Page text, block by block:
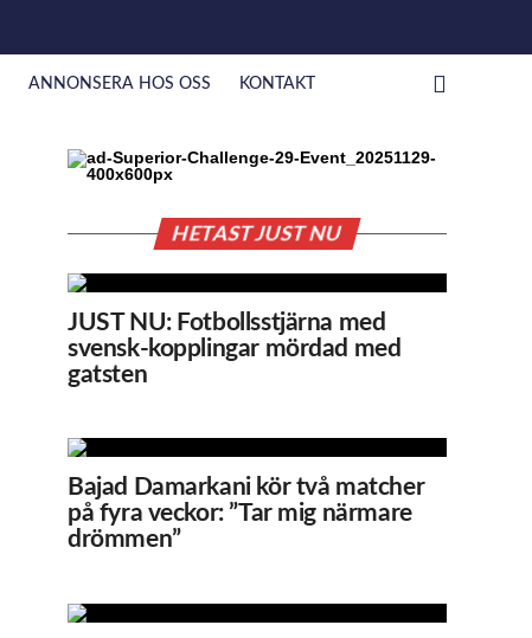
ANNONSERA HOS OSS KONTAKT
HETAST JUST NU
JUST NU: Fotbollsstjärna med
svensk-kopplingar mördad med
gatsten
Bajad Damarkani kör två matcher
på fyra veckor: ”Tar mig närmare
drömmen”